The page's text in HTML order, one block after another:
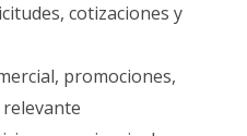
cotizaciones y
promociones,